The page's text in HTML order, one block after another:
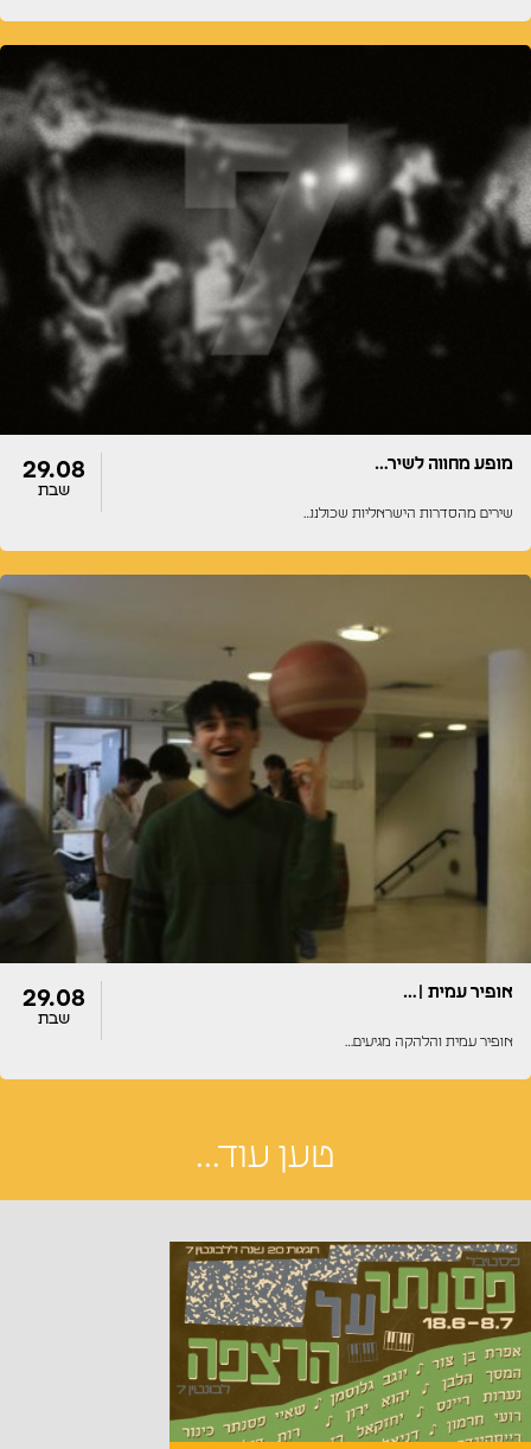
22:00
מופע מחווה לשיר…
שירים מהסדרות הישראליות שכולנו…
29.08
שבת
דלתות
20:00
אופיר עמית |…
אופיר עמית והלהקה מגיעים…
29.08
שבת
טען עוד...